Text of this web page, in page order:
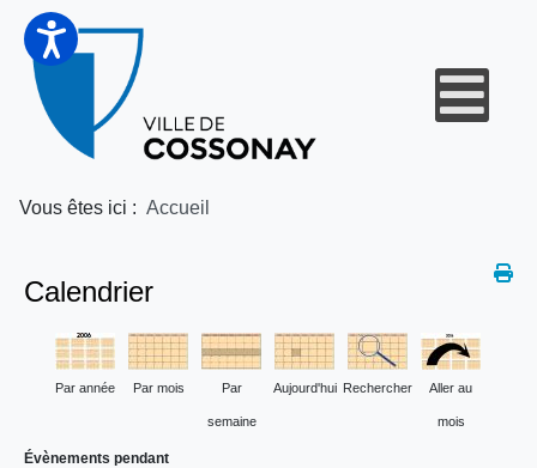
Vous êtes ici : Accueil
Calendrier
Par année Par mois Par
semaine
Aujourd'hui Rechercher Aller au
mois
Évènements pendant